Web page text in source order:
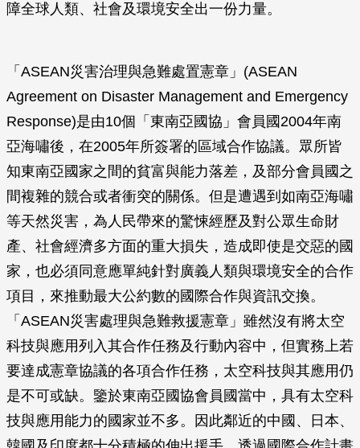
障全球人類、社會及環境安全出一份力量。
「ASEAN災害治理與急難處置憲章」(ASEAN
Agreement on Disaster Management and Emergency
Response)是由10個「東南亞國協」會員國2004年南
亞海嘯後，在2005年所簽署的區域合作協議。眾所皆
知東南亞國家之間的貧富與能力落差，及部分會員國之
間複雜的競合或者衝突的關係。但是遭遇到如南亞海嘯
等天然災害，為人民帶來的驚悚經歷及對公眾生命財
產、社會經濟多方面的重大損失，造成即使是交惡的國
家，也必須同意應單純針對廣義人類與環境安全的合作
項目，來推動最大公約數的國際合作與資訊交換。
「ASEAN災害處理與急難救援憲章」雖然沒有將太空
科技與應用列入其合作任務及行動內容中，但實務上若
要達成憲章協議的各項合作任務，太空科技與其應用仍
是不可或缺。鑒於東南亞國協會員國當中，具有太空科
技與應用能力的國家並不多。因此鄰近的中國、日本、